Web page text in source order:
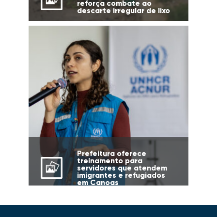
reforça combate ao
descarte irregular de lixo
Prefeitura oferece
treinamento para
servidores que atendem
imigrantes e refugiados
em Canoas